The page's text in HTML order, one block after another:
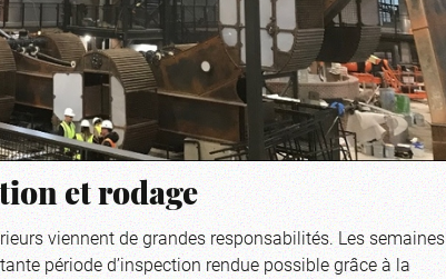
et rodage
viennent de grandes responsabilités. Les semaines
période d’inspection rendue possible grâce à la